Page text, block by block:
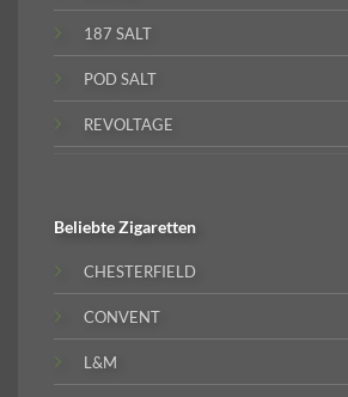
187 SALT
POD SALT
REVOLTAGE
BeliebteZigaretten
CHESTERFIELD
CONVENT
L&M